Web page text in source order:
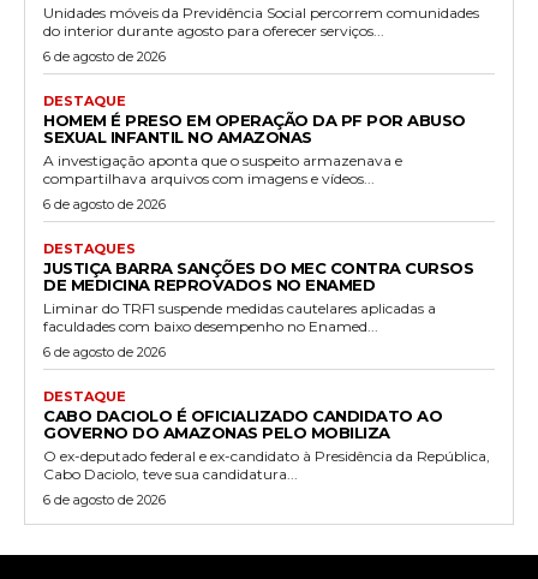
Unidades móveis da Previdência Social percorrem comunidades
do interior durante agosto para oferecer serviços...
6 de agosto de 2026
DESTAQUE
HOMEM É PRESO EM OPERAÇÃO DA PF POR ABUSO
SEXUAL INFANTIL NO AMAZONAS
A investigação aponta que o suspeito armazenava e
compartilhava arquivos com imagens e vídeos...
6 de agosto de 2026
DESTAQUES
JUSTIÇA BARRA SANÇÕES DO MEC CONTRA CURSOS
DE MEDICINA REPROVADOS NO ENAMED
Liminar do TRF1 suspende medidas cautelares aplicadas a
faculdades com baixo desempenho no Enamed...
6 de agosto de 2026
DESTAQUE
CABO DACIOLO É OFICIALIZADO CANDIDATO AO
GOVERNO DO AMAZONAS PELO MOBILIZA
O ex-deputado federal e ex-candidato à Presidência da República,
Cabo Daciolo, teve sua candidatura...
6 de agosto de 2026